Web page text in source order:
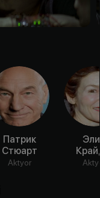
Патрик
Стюарт
Aktyor